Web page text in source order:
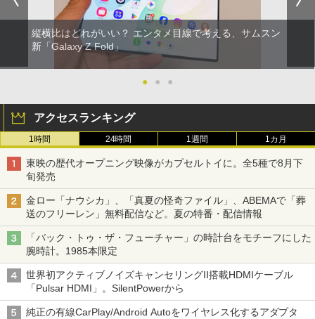
縦横比はどれがいい？ エンタメ目線で考える、サムスン
新「Galaxy Z Fold」
● ● ●
アクセスランキング
1時間 24時間 1週間 1カ月
東映の歴代オープニング映像がカプセルトイに。全5種で8月下
旬発売
金ロー「ナウシカ」、「真夏の怪奇ファイル」、ABEMAで「葬
送のフリーレン」無料配信など。夏の特番・配信情報
「バック・トゥ・ザ・フューチャー」の時計台をモチーフにした
腕時計。1985本限定
世界初アクティブノイズキャンセリングII搭載HDMIケーブル
「Pulsar HDMI」。SilentPowerから
純正の有線CarPlay/Android Autoをワイヤレス化するアダプタ